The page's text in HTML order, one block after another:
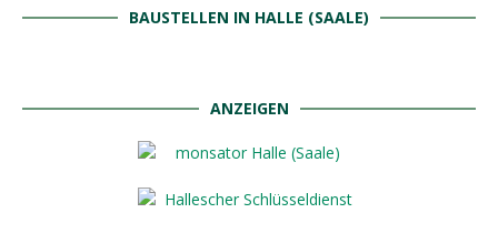
BAUSTELLEN IN HALLE (SAALE)
ANZEIGEN